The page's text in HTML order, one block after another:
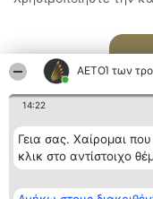
ΑΕΤΟΊ των
14:22
Γεια σας. Χαίρομαι
κλικ στο αντίστοιχο
Διοργανωτής της